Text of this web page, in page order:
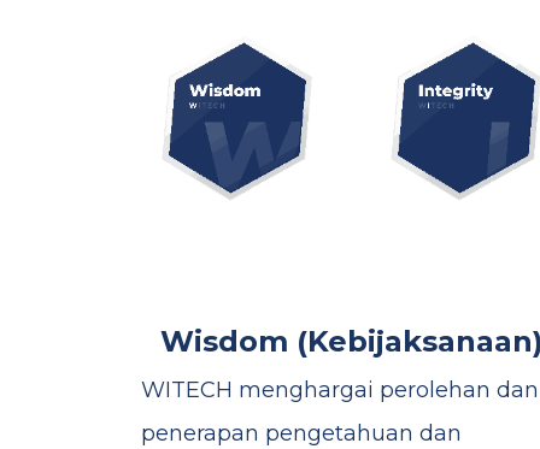
Wisdom (Kebijaksanaan)
WITECH menghargai perolehan dan
penerapan pengetahuan dan